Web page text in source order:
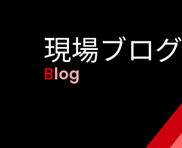
現場ブログ
Blog